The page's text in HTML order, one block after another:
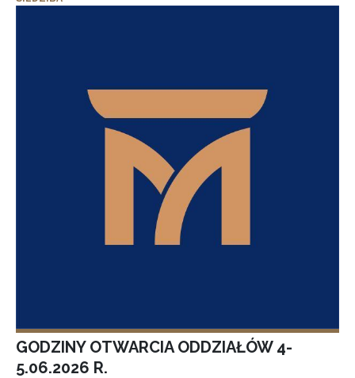
GODZINY OTWARCIA ODDZIAŁÓW 4-
5.06.2026 R.